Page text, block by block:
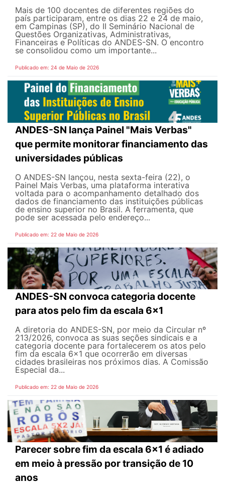
Mais de 100 docentes de diferentes regiões do
país participaram, entre os dias 22 e 24 de maio,
em Campinas (SP), do II Seminário Nacional de
Questões Organizativas, Administrativas,
Financeiras e Políticas do ANDES-SN. O encontro
se consolidou como um importante...
Publicado em: 24 de Maio de 2026
ANDES-SN lança Painel "Mais Verbas"
que permite monitorar financiamento das
universidades públicas
O ANDES-SN lançou, nesta sexta-feira (22), o
Painel Mais Verbas, uma plataforma interativa
voltada para o acompanhamento detalhado dos
dados de financiamento das instituições públicas
de ensino superior no Brasil. A ferramenta, que
pode ser acessada pelo endereço...
Publicado em: 22 de Maio de 2026
ANDES-SN convoca categoria docente
para atos pelo fim da escala 6x1
A diretoria do ANDES-SN, por meio da Circular nº
213/2026, convoca as suas seções sindicais e a
categoria docente para fortalecerem os atos pelo
fim da escala 6x1 que ocorrerão em diversas
cidades brasileiras nos próximos dias. A Comissão
Especial da...
Publicado em: 22 de Maio de 2026
Parecer sobre fim da escala 6x1 é adiado
em meio à pressão por transição de 10
anos